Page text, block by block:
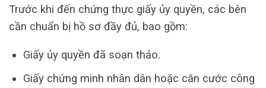
Trước khi đến chứng thực giấy ủy quyền, các bên
cần chuẩn bị hồ sơ đầy đủ, bao gồm:
Giấy ủy quyền đã soạn thảo.
Giấy chứng minh nhân dân hoặc căn cước công